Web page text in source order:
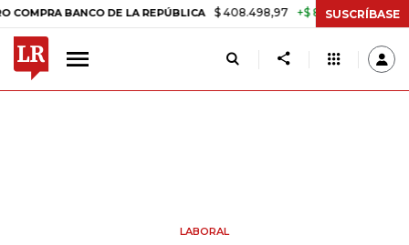
BANCO DE LA REPÚBLICA $ 408.498,97 +$ 8.753,81 +2,19% TASA
SUSCRÍBASE
LABORAL